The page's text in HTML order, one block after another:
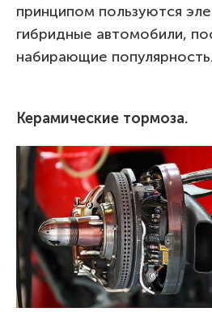
принципом пользуются
гибридные автомобили,
набирающие популярность.
Керамические тормоза.